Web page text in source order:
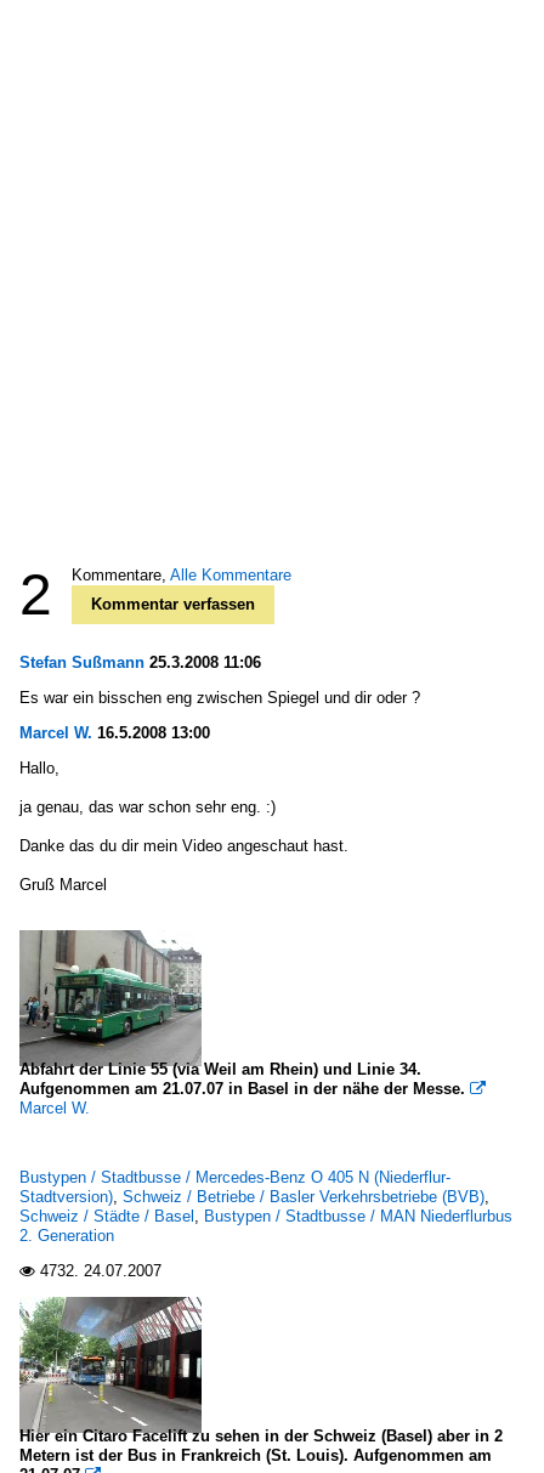
2 Kommentare, Alle Kommentare
Kommentar verfassen
Stefan Sußmann 25.3.2008 11:06
Es war ein bisschen eng zwischen Spiegel und dir oder ?
Marcel W. 16.5.2008 13:00
Hallo,
ja genau, das war schon sehr eng. :)
Danke das du dir mein Video angeschaut hast.
Gruß Marcel
Abfahrt der Linie 55 (via Weil am Rhein) und Linie 34.
Aufgenommen am 21.07.07 in Basel in der nähe der Messe. 
Marcel W.
Bustypen / Stadtbusse / Mercedes-Benz O 405 N (Niederflur-
Stadtversion), Schweiz / Betriebe / Basler Verkehrsbetriebe (BVB),
Schweiz / Städte / Basel , Bustypen / Stadtbusse / MAN Niederflurbus
2. Generation
 4732. 24.07.2007
Hier ein Citaro Facelift zu sehen in der Schweiz (Basel) aber in 2
Metern ist der Bus in Frankreich (St. Louis). Aufgenommen am